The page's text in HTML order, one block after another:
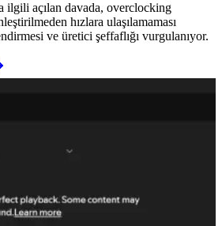
ilgili açılan davada, overclocking
hızlara ulaşılamaması
ve üretici şeffaflığı vurgulanıyor.